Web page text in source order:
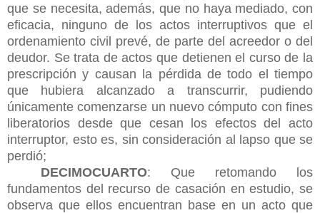
que se necesita, además, que no haya mediado, con
eficacia, ninguno de los actos interruptivos que el
ordenamiento civil prevé, de parte del acreedor o del
deudor. Se trata de actos que detienen el curso de la
prescripción y causan la pérdida de todo el tiempo
que hubiera alcanzado a transcurrir, pudiendo
únicamente comenzarse un nuevo cómputo con fines
liberatorios desde que cesan los efectos del acto
interruptor, esto es, sin consideración al lapso que se
perdió;
DECIMOCUARTO: Que retomando los
fundamentos del recurso de casación en estudio, se
observa que ellos encuentran base en un acto que